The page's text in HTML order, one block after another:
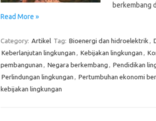
berkembang
Read More »
Category: Artikel Tag: Bioenergi dan hidroelektrik ,
Keberlanjutan lingkungan , Kebijakan lingkungan ,
pembangunan , Negara berkembang , Pendidikan
Perlindungan lingkungan , Pertumbuhan ekonomi
kebijakan lingkungan